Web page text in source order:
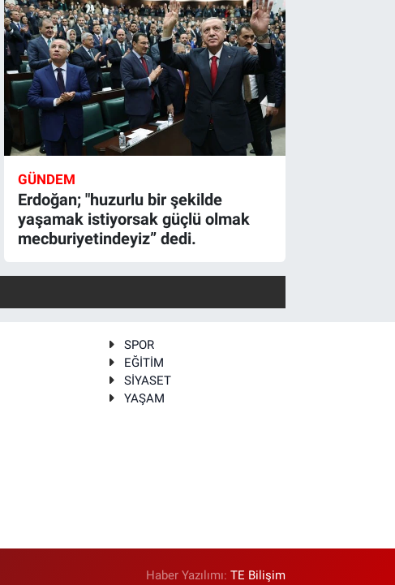
GÜNDEM
Erdoğan; "huzurlu bir şekilde
yaşamak istiyorsak güçlü olmak
mecburiyetindeyiz” dedi.
SPOR
EĞİTİM
SİYASET
YAŞAM
Haber Yazılımı:TE Bilişim